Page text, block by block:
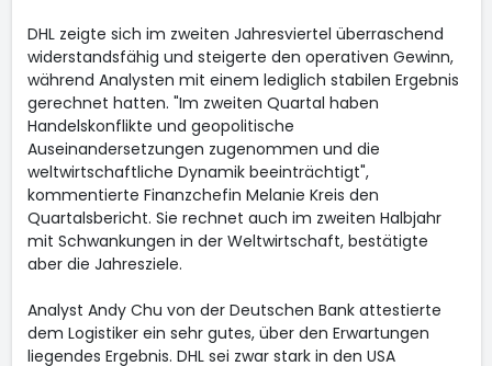
DHL zeigte sich im zweiten Jahresviertel überraschend
widerstandsfähig und steigerte den operativen Gewinn,
während Analysten mit einem lediglich stabilen Ergebnis
gerechnet hatten. "Im zweiten Quartal haben
Handelskonflikte und geopolitische
Auseinandersetzungen zugenommen und die
weltwirtschaftliche Dynamik beeinträchtigt",
kommentierte Finanzchefin Melanie Kreis den
Quartalsbericht. Sie rechnet auch im zweiten Halbjahr
mit Schwankungen in der Weltwirtschaft, bestätigte
aber die Jahresziele.
Analyst Andy Chu von der Deutschen Bank attestierte
dem Logistiker ein sehr gutes, über den Erwartungen
liegendes Ergebnis. DHL sei zwar stark in den USA